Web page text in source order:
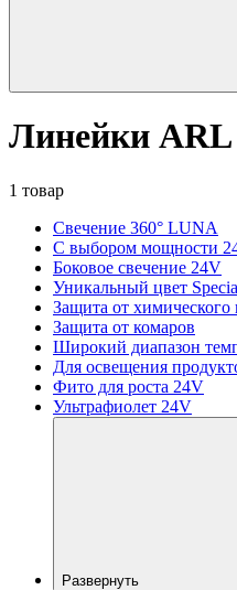
Линейки ARL
1 товар
Свечение 360° LUNA
С выбором мощности
Боковое свечение 24V
Уникальный цвет
Защита от химического
Защита от комаров
Широкий диапазон
Для освещения
Фито для роста 24V
Ультрафиолет 24V
Развернуть